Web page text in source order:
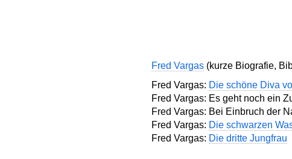
Fred Vargas(kurze Biografie,
Fred Vargas: Die schöne Diva
Fred Vargas: Es geht noch ein
Fred Vargas: Bei Einbruch der
Fred Vargas: Die schwarzen
Fred Vargas: Die dritte Jungfrau